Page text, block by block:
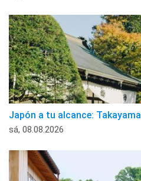
Japón a tu alcance: Takayama
sá, 08.08.2026